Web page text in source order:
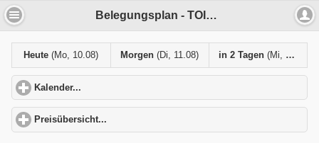
Belegungsplan - TOIMS TSV Betzingen e.V. Tennisabteilung
Heute(Mo, 10.08) Morgen(Di, 11.08) in 2 Tagen (Mi, 12.08)
Kalender...
Preisübersicht...